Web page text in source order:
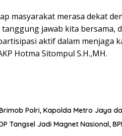
masyarakat merasa dekat
jawab kita bersama,
aktif dalam menjaga
Hotma Sitompul S.H.,MH.
Polri, Kapolda Metro Jaya
Tangsel Jadi Magnet Nasional,